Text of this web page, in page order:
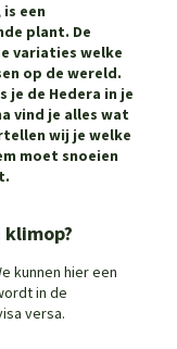
een
plant. De
variaties welke
op de wereld.
je de Hedera in je
vind je alles wat
wij je welke
moet snoeien
kunnen hier een
in de
versa.